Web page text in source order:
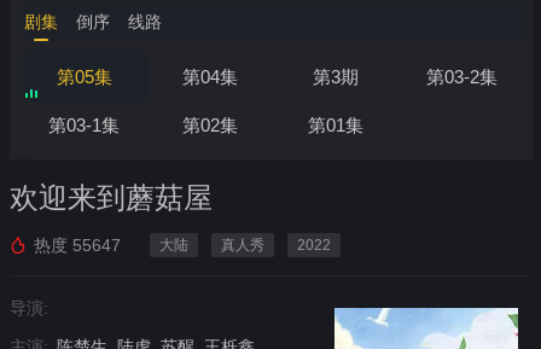
剧集 倒序 线路
第05集 第04集 第3期 第03-2集
第03-1集 第02集 第01集
欢迎来到蘑菇屋
热度 55647 大陆 真人秀 2022
导演: